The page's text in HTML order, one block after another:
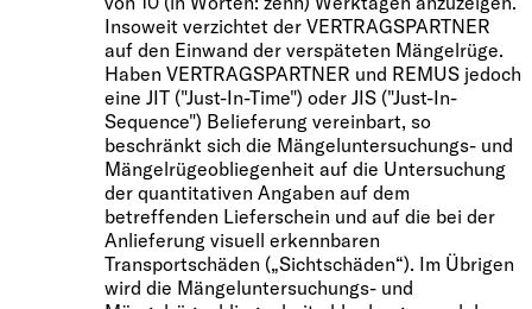
Insoweit verzichtet der VERTRAGSPARTNER
auf den Einwand der verspäteten Mängelrüge.
Haben VERTRAGSPARTNER und REMUS jedoch
eine JIT ("Just-In-Time") oder JIS ("Just-In-
Sequence") Belieferung vereinbart, so
beschränkt sich die Mängeluntersuchungs- und
Mängelrügeobliegenheit auf die Untersuchung
der quantitativen Angaben auf dem
betreffenden Lieferschein und auf die bei der
Anlieferung visuell erkennbaren
Transportschäden („Sichtschäden“). Im Übrigen
wird die Mängeluntersuchungs- und